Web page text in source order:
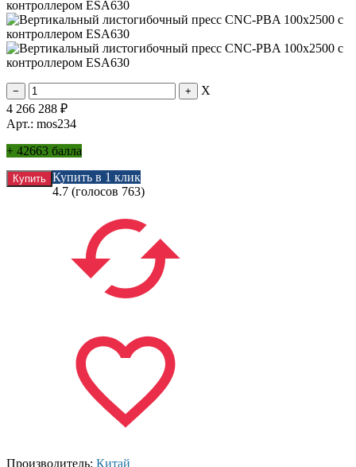
X
4 266 288 ₽
Арт.: mos234
+ 42663 балла
Купить в 1 клик
4.7 (голосов 763)
Производитель: Китай